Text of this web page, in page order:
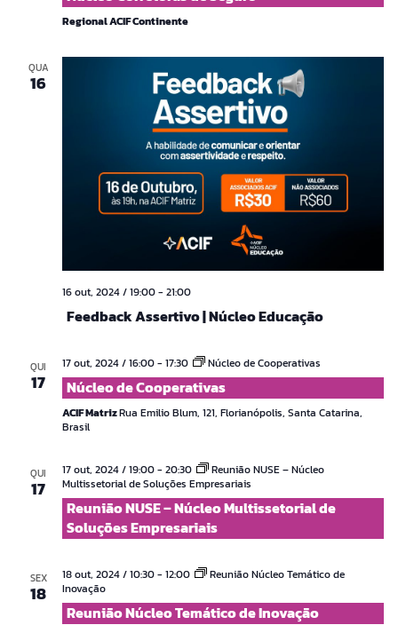
Regional ACIF Continente
QUA
16
16 out, 2024 / 19:00- 21:00
Feedback Assertivo | Núcleo Educação
QUI
17
17 out, 2024 / 16:00- 17:30 Núcleo de Cooperativas
Núcleo de Cooperativas
ACIF MatrizRua Emilio Blum, 121, Florianópolis, Santa Catarina,
Brasil
QUI
17
17 out, 2024 / 19:00- 20:30
Reunião NUSE – Núcleo
Multissetorial de Soluções Empresariais
Reunião NUSE – Núcleo Multissetorial de
Soluções Empresariais
SEX
18
18 out, 2024 / 10:30- 12:00
Reunião Núcleo Temático de
Inovação
Reunião Núcleo Temático de Inovação